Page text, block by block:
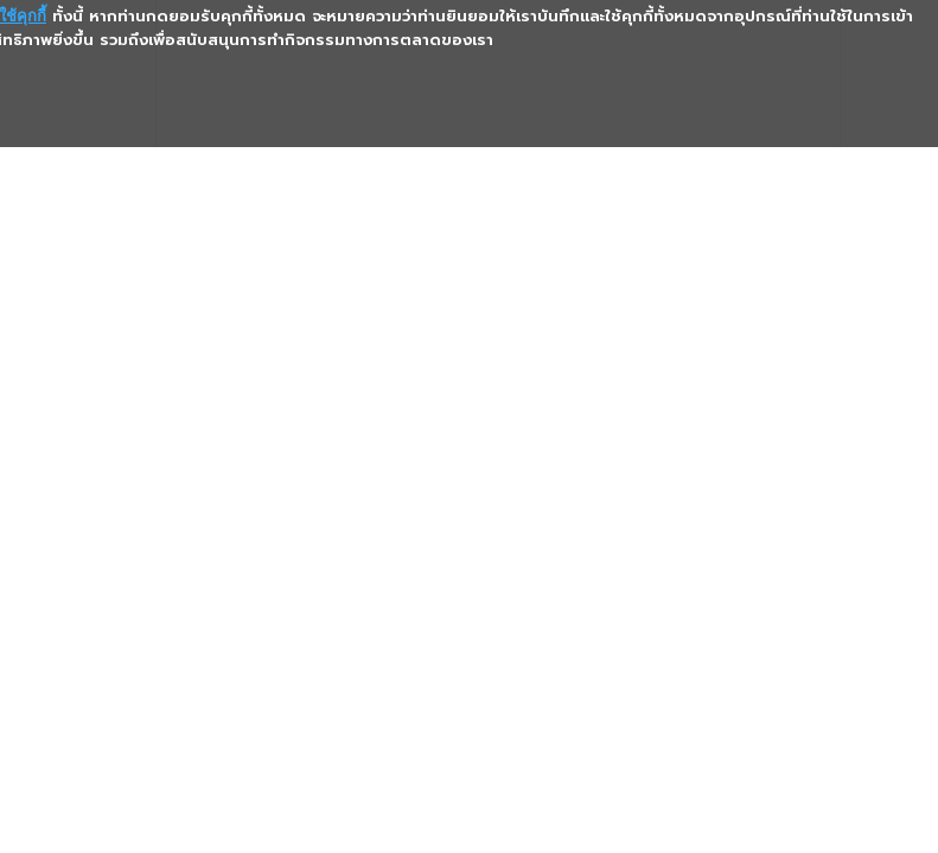
ช้คุกกี้ ทั้งนี้ หากท่านกดยอมรับคุกกี้ทั้งหมด จะหมายความว่าท่านยินยอมให้เราบันทึกและใช้คุกกี้ทั้งหมดจากอุปกรณ์ที่ท่านใช้ในการเข้า
สิทธิภาพยิ่งขึ้น รวมถึงเพื่อสนับสนุนการทำกิจกรรมทางการตลาดของเรา